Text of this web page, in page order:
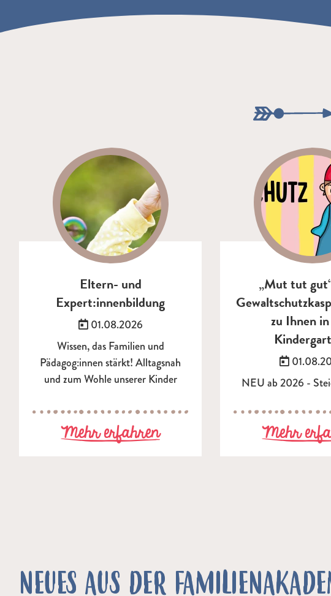
Eltern- und
Expert:innenbildung
Veröffentlicht am:
01.08.2026
Wissen, das Familien und
Pädagog:innen stärkt! Alltagsnah
und zum Wohle unserer Kinder
Mehr erfahrenzu Eltern- und
„Mut tut
zu Ihnen
NEU ab 2026 -
Mehr
NEUES AUS DER